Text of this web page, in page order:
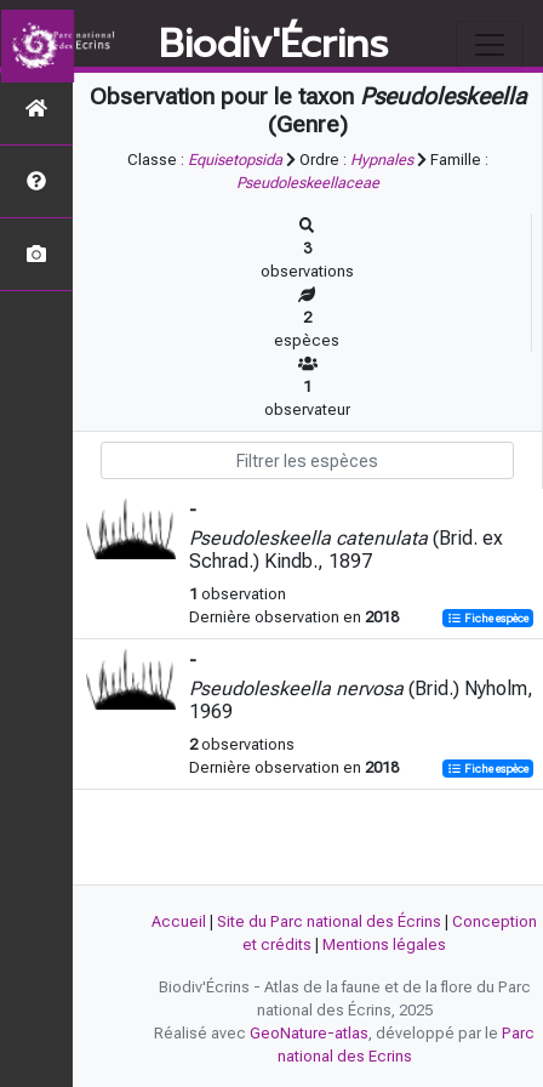
Biodiv'Écrins
Observation pour le taxon Pseudoleskeella
(Genre)
Classe : Equisetopsida Ordre : Hypnales
Famille :
Pseudoleskeellaceae
3
observations
2
espèces
1
observateur
-
Pseudoleskeella catenulata (Brid. ex
Schrad.) Kindb., 1897
1 observation
Dernière observation en 2018 Fiche espèce
-
Pseudoleskeella nervosa (Brid.) Nyholm,
1969
2observations
Dernière observation en 2018 Fiche espèce
Accueil Site du Parc national des Écrins
Conception
et crédits
Mentions légales
Biodiv'Écrins - Atlas de la faune et de la flore du Parc
national des Écrins, 2025
Réalisé avec GeoNature-atlas, développé par le Parc
national des Ecrins